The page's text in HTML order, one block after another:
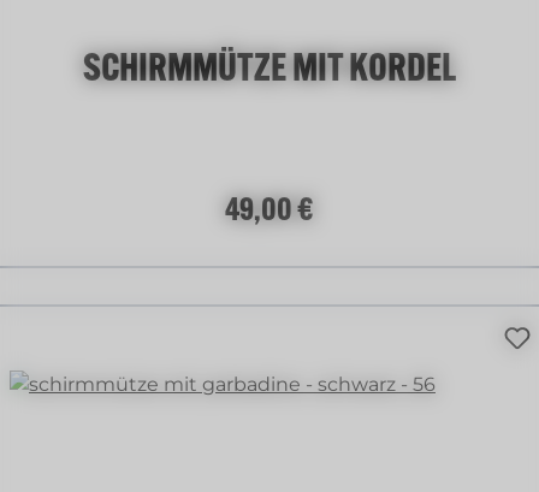
SCHIRMMÜTZE MIT KORDEL
Regulärer Preis:
49,00 €